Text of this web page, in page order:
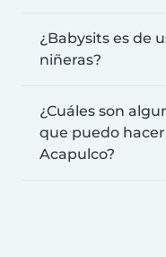
¿Babysits es de
niñeras?
¿Cuáles son
que puedo
Acapulco?